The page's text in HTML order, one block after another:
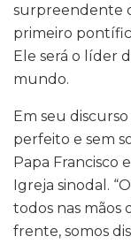
surpreendente
primeiro
Ele será o líder
mundo.
Em seu
perfeito e sem
Papa Francisco
Igreja sinodal.
todos nas mãos
frente, somos